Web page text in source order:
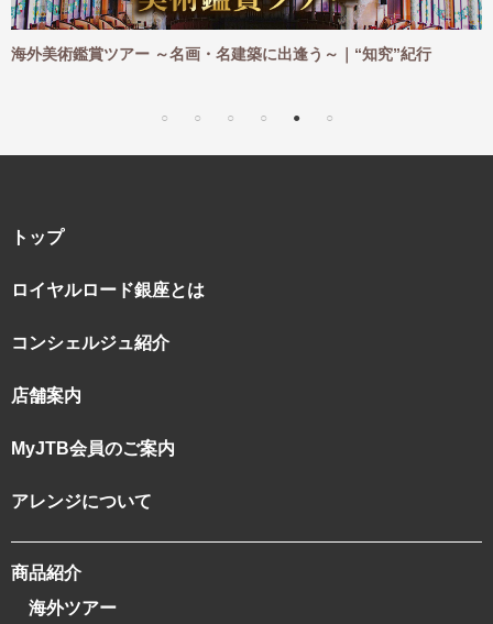
建築に出逢う～｜“知究”紀行
海外ハイキングツアー ～憧れ
トップ
ロイヤルロード銀座とは
コンシェルジュ紹介
店舗案内
MyJTB会員のご案内
アレンジについて
商品紹介
海外ツアー